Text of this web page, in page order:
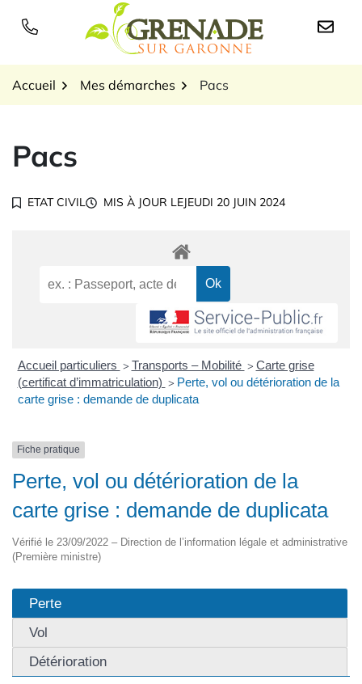
Logo Grenade sur
Accueil Mes démarches Pacs
Pacs
ETAT CIVIL MIS À JOUR LEJEUDI 20 JUIN 2024
Accueil particuliers > Transports – Mobilité > Carte grise
(certificat d’immatriculation) > Perte, vol ou détérioration de la
carte grise : demande de duplicata
Fiche pratique
Perte, vol ou détérioration de la
carte grise : demande de duplicata
Vérifié le 23/09/2022 – Direction de l’information légale et administrative
(Première ministre)
Perte
Vol
Détérioration